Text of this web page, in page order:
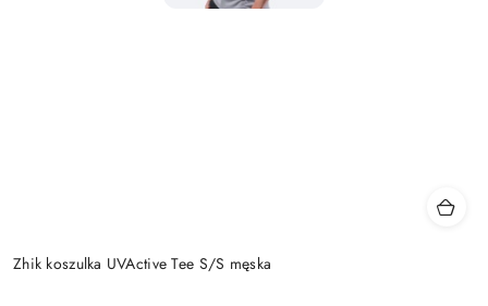
Zhik koszulka UVActive Tee S/S męska